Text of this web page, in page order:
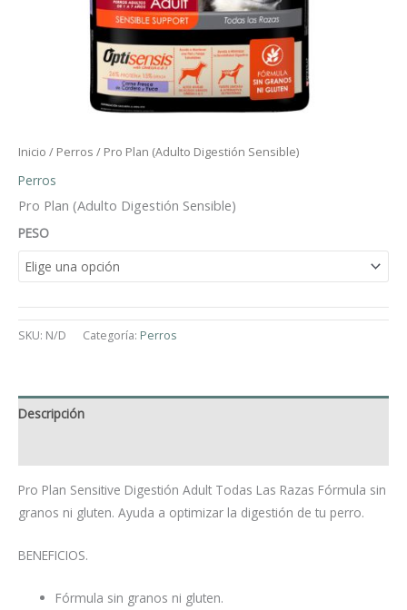
Inicio / Perros / Pro Plan (Adulto Digestión Sensible)
Perros
Pro Plan (Adulto Digestión Sensible)
PESO
SKU: N/D Categoría: Perros
Descripción
Pro Plan Sensitive Digestión Adult Todas Las Razas Fórmula sin
granos ni gluten. Ayuda a optimizar la digestión de tu perro.
BENEFICIOS.
Fórmula sin granos ni gluten.